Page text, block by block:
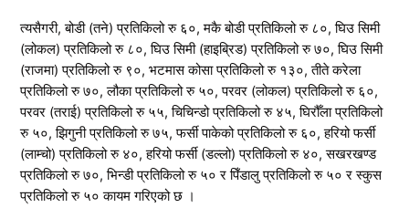
त्यसैगरी, बोडी (तने) प्रतिकिलो रु ६०, मकै बोडी प्रतिकिलो रु ८०, घिउ सिमी
(लोकल) प्रतिकिलो रु ८०, घिउ सिमी (हाइब्रिड) प्रतिकिलो रु ७०, घिउ सिमी
(राजमा) प्रतिकिलो रु ९०, भटमास कोसा प्रतिकिलो रु १३०, तीते करेला
प्रतिकिलो रु ७०, लौका प्रतिकिलो रु ५०, परवर (लोकल) प्रतिकिलो रु ६०,
परवर (तराई) प्रतिकिलो रु ५५, चिचिन्डो प्रतिकिलो रु ४५, घिरौँला प्रतिकिलो
रु ५०, झिगुनी प्रतिकिलो रु ७५, फर्सी पाकेको प्रतिकिलो रु ६०, हरियो फर्सी
(लाम्चो) प्रतिकिलो रु ४०, हरियो फर्सी (डल्लो) प्रतिकिलो रु ४०, सखरखण्ड
प्रतिकिलो रु ७०, भिन्डी प्रतिकिलो रु ५० र पिँडालु प्रतिकिलो रु ५० र स्कुस
प्रतिकिलो रु ५० कायम गरिएको छ ।